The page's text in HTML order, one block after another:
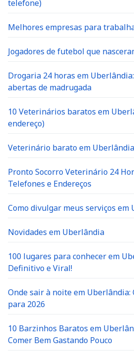
telefone)
Melhores empresas para
Jogadores de futebol que
Drogaria 24 horas em
abertas de madrugada
10 Veterinários baratos em
endereço)
Veterinário barato em Uberlândia
Pronto Socorro Veterinário 24
Telefones e Endereços
Como divulgar meus serviços em
Novidades em Uberlândia
100 lugares para conhecer em
Definitivo e Viral!
Onde sair à noite em Uberlândia:
para 2026
10 Barzinhos Baratos em
Comer Bem Gastando Pouco